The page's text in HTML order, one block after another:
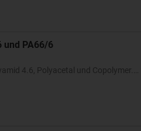
und PA66/6
4.6, Polyacetal und Copolymer.…